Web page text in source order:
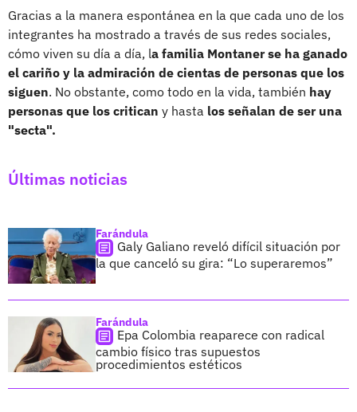
Gracias a la manera espontánea en la que cada uno de los
integrantes ha mostrado a través de sus redes sociales,
cómo viven su día a día, la familia Montaner se ha ganado
el cariño y la admiración de cientas de personas que los
siguen. No obstante, como todo en la vida, también hay
personas que los critican y hasta los señalan de ser una
"secta".
Últimas noticias
Farándula
Galy Galiano reveló difícil situación por
la que canceló su gira: “Lo superaremos”
Farándula
Epa Colombia reaparece con radical
cambio físico tras supuestos
procedimientos estéticos